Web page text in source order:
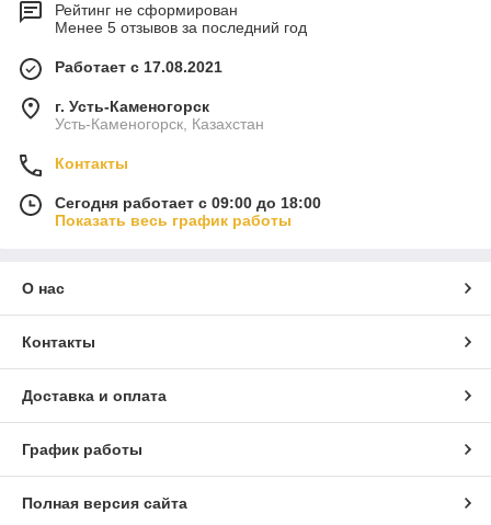
Рейтинг не сформирован
Менее 5 отзывов за последний год
Работает с 17.08.2021
г. Усть-Каменогорск
Усть-Каменогорск, Казахстан
Контакты
Сегодня работает с 09:00 до 18:00
Показать весь график работы
О нас
Контакты
Доставка и оплата
График работы
Полная версия сайта